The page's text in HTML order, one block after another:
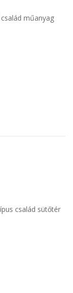
műanyag
család sütőtér